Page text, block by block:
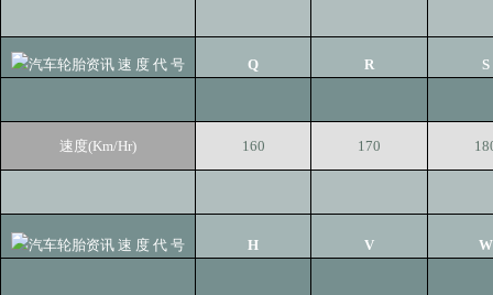
速 度 代 号 Q R S
速度(Km/Hr) 160 170
速 度 代 号 H V W